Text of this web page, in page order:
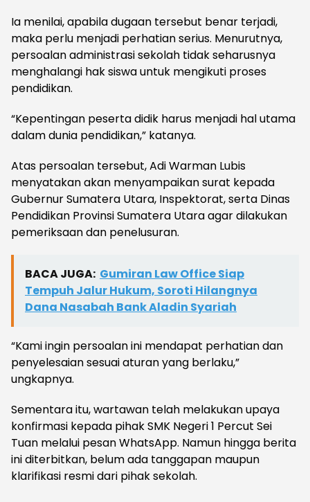
Ia menilai, apabila dugaan tersebut benar terjadi,
maka perlu menjadi perhatian serius. Menurutnya,
persoalan administrasi sekolah tidak seharusnya
menghalangi hak siswa untuk mengikuti proses
pendidikan.
“Kepentingan peserta didik harus menjadi hal utama
dalam dunia pendidikan,” katanya.
Atas persoalan tersebut, Adi Warman Lubis
menyatakan akan menyampaikan surat kepada
Gubernur Sumatera Utara, Inspektorat, serta Dinas
Pendidikan Provinsi Sumatera Utara agar dilakukan
pemeriksaan dan penelusuran.
BACA JUGA: Gumiran Law Office Siap
Tempuh Jalur Hukum, Soroti Hilangnya
Dana Nasabah Bank Aladin Syariah
“Kami ingin persoalan ini mendapat perhatian dan
penyelesaian sesuai aturan yang berlaku,”
ungkapnya.
Sementara itu, wartawan telah melakukan upaya
konfirmasi kepada pihak SMK Negeri 1 Percut Sei
Tuan melalui pesan WhatsApp. Namun hingga berita
ini diterbitkan, belum ada tanggapan maupun
klarifikasi resmi dari pihak sekolah.